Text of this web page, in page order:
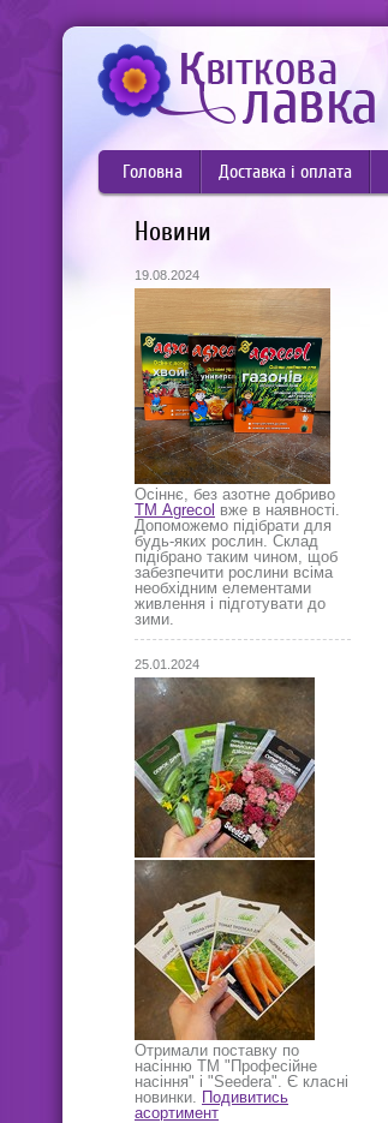
Головна Доставка і оплата
Новини
19.08.2024
Осіннє, без азотне добриво
ТМ Agrecol вже в наявності.
Допоможемо підібрати для
будь-яких рослин. Склад
підібрано таким чином, щоб
забезпечити рослини всіма
необхідним елементами
живлення і підготувати до
зими.
25.01.2024
Отримали поставку по
насінню ТМ "Професійне
насіння" і "Seedera". Є класні
новинки. Подивитись
асортимент